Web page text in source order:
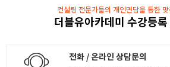
컨설팅 전문가들의 개인면담을 통한
더블유아카데미 수강등
전화 / 온라인 상담문의